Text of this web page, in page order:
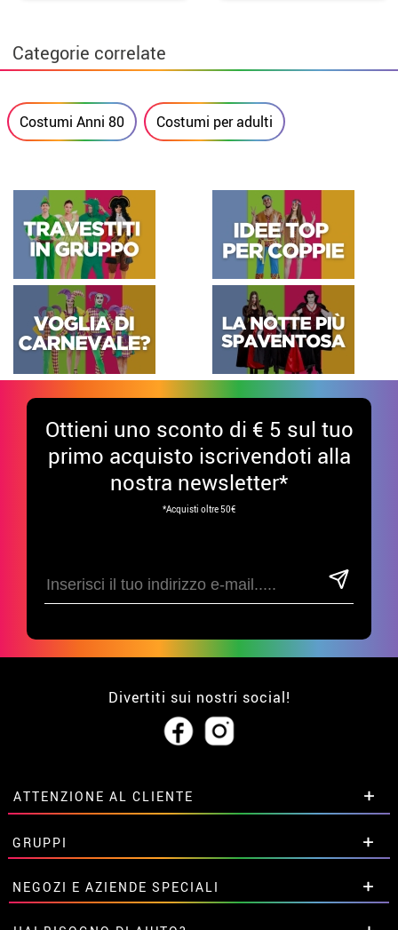
Categorie correlate
Costumi Anni 80 Costumi per adulti
Ottieni uno sconto di € 5 sul tuo
primo acquisto iscrivendoti alla
nostra newsletter*
*Acquisti oltre 50€
Divertiti sui nostri social!
ATTENZIONE AL CLIENTE
• Su di noi
• Condizioni di vendita
• Avviso legale privacy
• Attenzione al cliente
• Utilizzo dei cookies
GRUPPI
Sconti speciali per gruppi.
Contattaci qui
NEGOZI E AZIENDE SPECIALI